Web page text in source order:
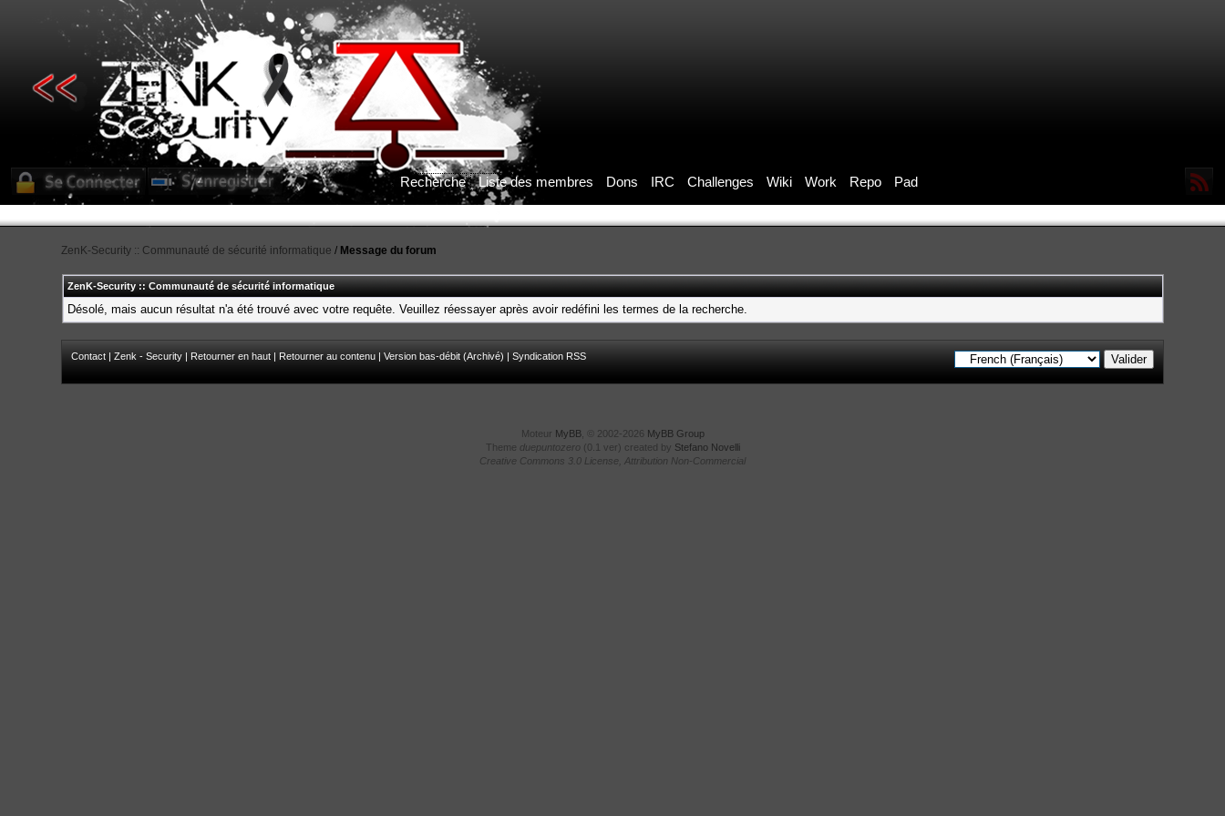
Recherche Liste des membres Dons IRC Challenges Wiki Work Repo Pad
ZenK-Security :: Communauté de sécurité informatique / Message du forum
ZenK-Security :: Communauté de sécurité informatique
Désolé, mais aucun résultat n'a été trouvé avec votre requête. Veuillez réessayer après avoir redéfini les termes de la recherche.
Contact |Zenk - Security | Retourner en haut | Retourner au contenu |Version bas-débit (Archivé) |Syndication RSS
Moteur MyBB, © 2002-2026 MyBB Group
Theme duepuntozero (0.1 ver) created by Stefano Novelli
Creative Commons 3.0 License, Attribution Non-Commercial